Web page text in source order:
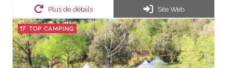
Plus de détails Site Web
TOP CAMPING